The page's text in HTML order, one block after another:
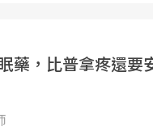
藥，比普拿疼還要